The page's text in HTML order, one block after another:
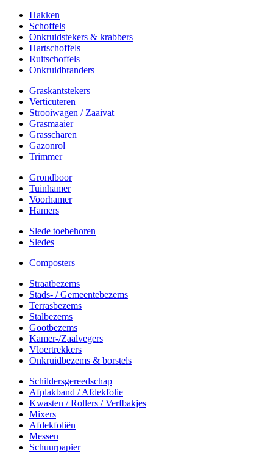
Hakken
Schoffels
Onkruidstekers & krabbers
Hartschoffels
Ruitschoffels
Onkruidbranders
Graskantstekers
Verticuteren
Strooiwagen / Zaaivat
Grasmaaier
Grasscharen
Gazonrol
Trimmer
Grondboor
Tuinhamer
Voorhamer
Hamers
Slede toebehoren
Sledes
Composters
Straatbezems
Stads- / Gemeentebezems
Terrasbezems
Stalbezems
Gootbezems
Kamer-/Zaalvegers
Vloertrekkers
Onkruidbezems & borstels
Schildersgereedschap
Afplakband / Afdekfolie
Kwasten / Rollers / Verfbakjes
Mixers
Afdekfoliën
Messen
Schuurpapier